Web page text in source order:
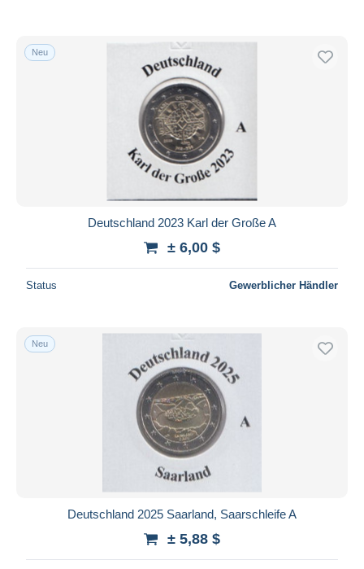
Neu
Deutschland 2023 Karl der Große A
± 6,00 $
Status Gewerblicher Händler
Neu
Deutschland 2025 Saarland, Saarschleife A
± 5,88 $